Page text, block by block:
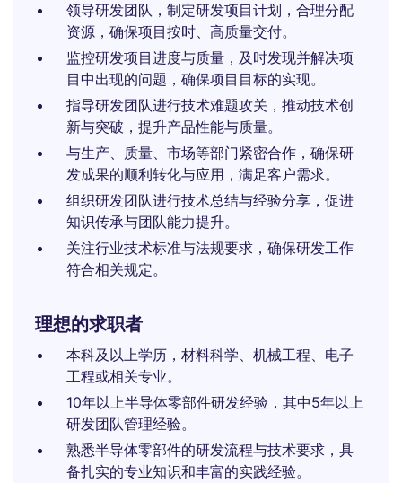
领导研发团队，制定研发项目计划，合理分配
资源，确保项目按时、高质量交付。
监控研发项目进度与质量，及时发现并解决项
目中出现的问题，确保项目目标的实现。
指导研发团队进行技术难题攻关，推动技术创
新与突破，提升产品性能与质量。
与生产、质量、市场等部门紧密合作，确保研
发成果的顺利转化与应用，满足客户需求。
组织研发团队进行技术总结与经验分享，促进
知识传承与团队能力提升。
关注行业技术标准与法规要求，确保研发工作
符合相关规定。
理想的求职者
本科及以上学历，材料科学、机械工程、电子
工程或相关专业。
10年以上半导体零部件研发经验，其中5年以上
研发团队管理经验。
熟悉半导体零部件的研发流程与技术要求，具
备扎实的专业知识和丰富的实践经验。